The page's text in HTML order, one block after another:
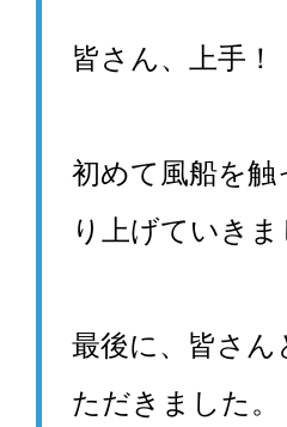
皆さん、上手！
初めて風船を
り上げていきま
最後に、皆さ
ただきました。